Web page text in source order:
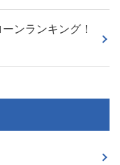
ンランキング！